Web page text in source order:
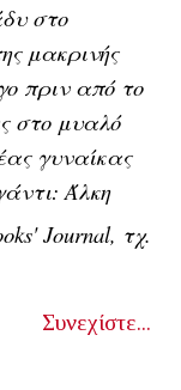
στο
μακρινής
πριν από το
στο μυαλό
γυναίκας
Άλκη
Journal, τχ.
Συνεχίστε...